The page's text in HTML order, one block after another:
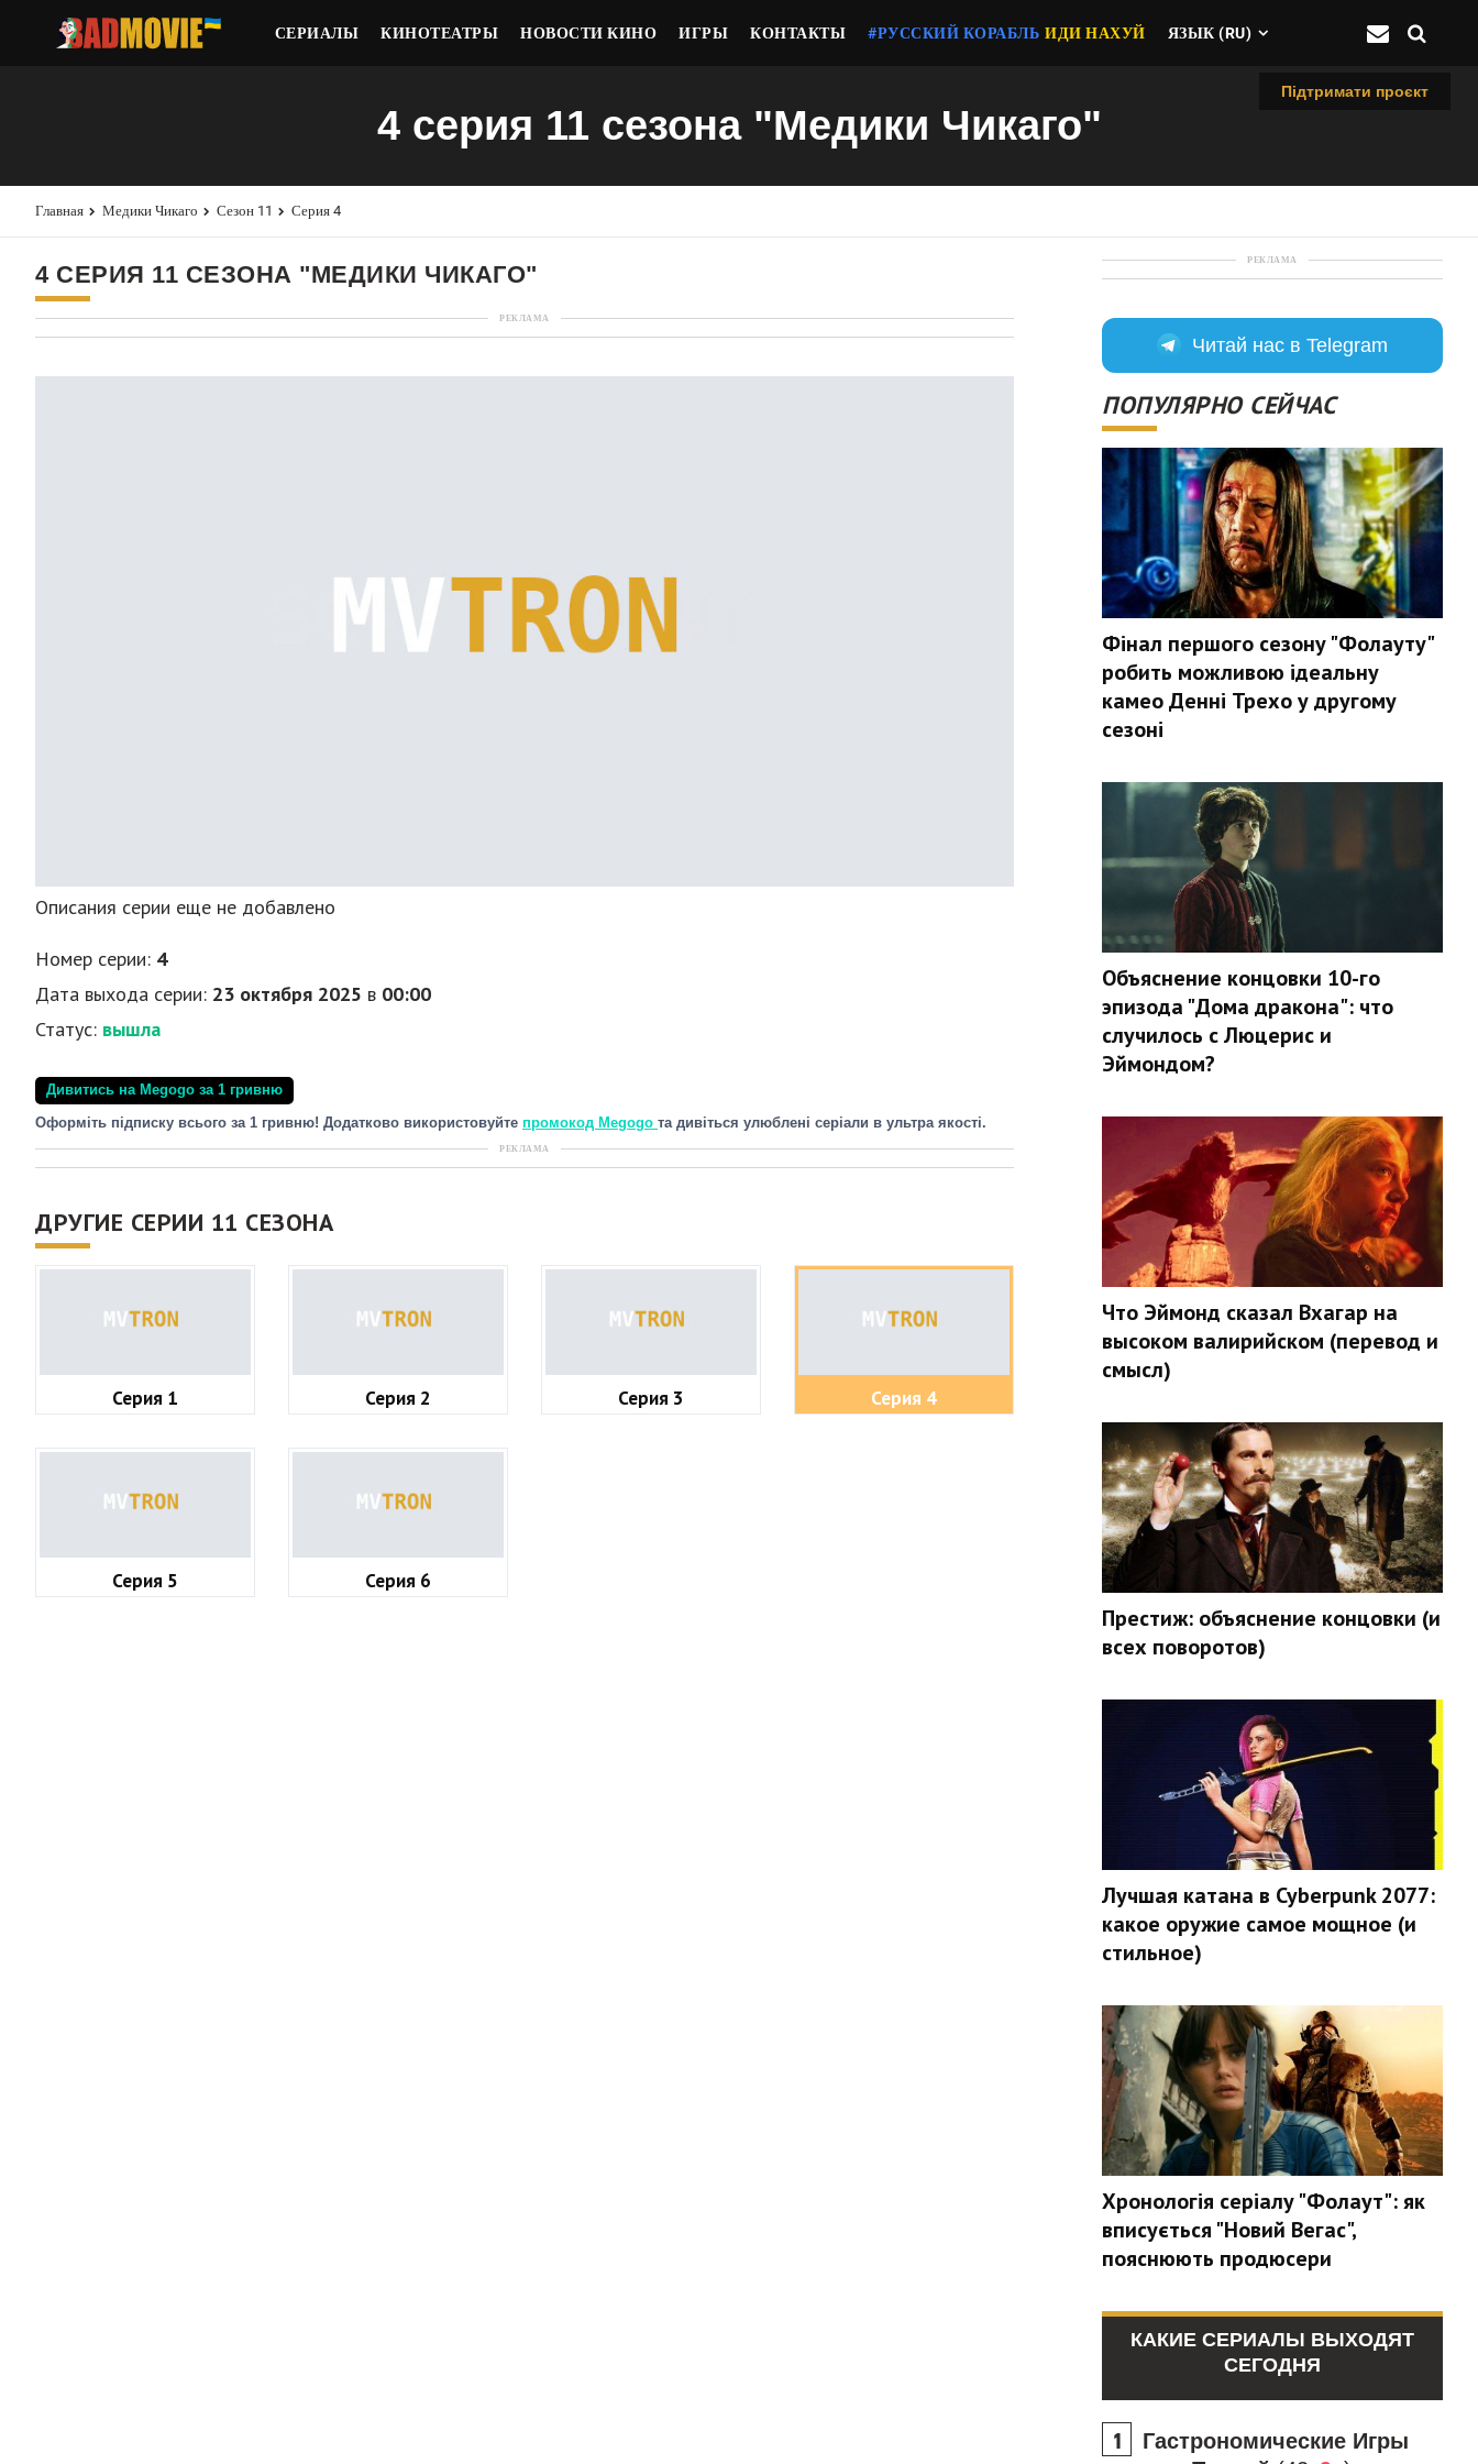
СЕРИАЛЫ КИНОТЕАТРЫ НОВОСТИ КИНО ИГРЫ КОНТАКТЫ #РУССКИЙ КОРАБЛЬ ИДИ НАХУЙ ЯЗЫК (RU)
Підтримати проєкт
4 серия 11 сезона "Медики Чикаго"
Главная Медики Чикаго Сезон 11 Серия 4
4 СЕРИЯ 11 СЕЗОНА "МЕДИКИ ЧИКАГО"
РЕКЛАМА
Описания серии еще не добавлено
Номер серии: 4
Дата выхода серии: 23 октября 2025 в 00:00
Статус: вышла
Дивитись на Megogo за 1 гривню
Оформіть підписку всього за 1 гривню! Додатково використовуйте промокод Megogo та дивіться улюблені серіали в ультра якості.
РЕКЛАМА
ДРУГИЕ СЕРИИ 11 СЕЗОНА
Серия 1 Серия 2 Серия 3 Серия 4
Серия 5 Серия 6
РЕКЛАМА
Читай нас в Telegram
ПОПУЛЯРНО СЕЙЧАС
Фінал першого сезону "Фолауту"
робить можливою ідеальну
камео Денні Трехо у другому
сезоні
Объяснение концовки 10-го
эпизода "Дома дракона": что
случилось с Люцерис и
Эймондом?
Что Эймонд сказал Вхагар на
высоком валирийском (перевод и
смысл)
Престиж: объяснение концовки (и
всех поворотов)
Лучшая катана в Cyberpunk 2077:
какое оружие самое мощное (и
стильное)
Хронологія серіалу "Фолаут": як
вписується "Новий Вегас",
пояснюють продюсери
КАКИЕ СЕРИАЛЫ ВЫХОДЯТ
СЕГОДНЯ
Гастрономические Игры